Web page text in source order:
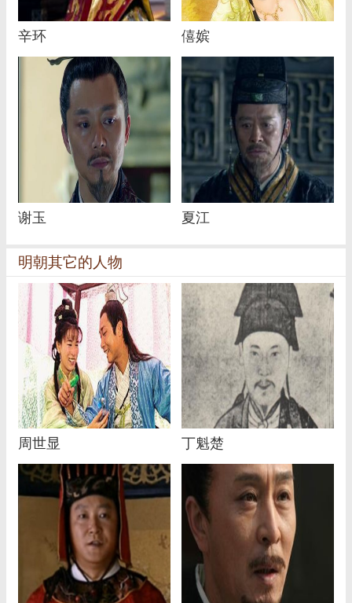
辛环 僖嫔
谢玉 夏江
明朝其它的人物
周世显 丁魁楚